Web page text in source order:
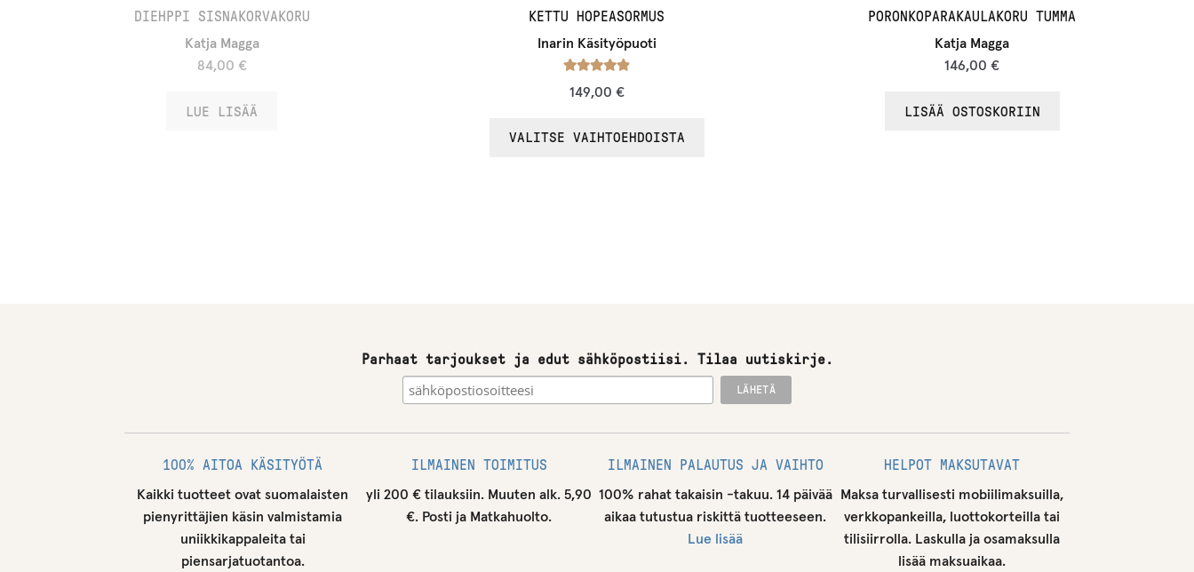
t
ä
m
ä
o
d
o
t
DIEHPPI SISNAKORVAKORU
Katja Magga
84,00 €
LUE LISÄÄ
KETTU HOPEASORMUS
Inarin Käsityöpuoti
tuotteesta:
149,00 €
VALITSE VAIHTOEHDOISTA
PORONKOPARAKAULAKORU TUMMA
Katja Magga
146,00€
LISÄÄ OSTOSKORIIN
Parhaat tarjoukset ja edut sähköpostiisi. Tilaa uutiskirje.
100% AITOA KÄSITYÖTÄ
Kaikki tuotteet ovat suomalaisten
pienyrittäjien käsin valmistamia
uniikkikappaleita tai
piensarjatuotantoa.
ILMAINEN TOIMITUS
yli 200 € tilauksiin. Muuten alk. 5,90
€. Posti ja Matkahuolto.
ILMAINEN PALAUTUS JA VAIHTO
100% rahat takaisin -takuu. 14 päivää
aikaa tutustua riskittä tuotteeseen.
Lue lisää
HELPOT MAKSUTAVAT
Maksa turvallisesti mobiilimaksuilla,
verkkopankeilla, luottokorteilla tai
tilisiirrolla. Laskulla ja osamaksulla
lisää maksuaikaa.